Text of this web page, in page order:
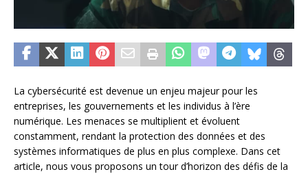
La cybersécurité est devenue un enjeu majeur pour les
entreprises, les gouvernements et les individus à l’ère
numérique. Les menaces se multiplient et évoluent
constamment, rendant la protection des données et des
systèmes informatiques de plus en plus complexe. Dans cet
article, nous vous proposons un tour d’horizon des défis de la